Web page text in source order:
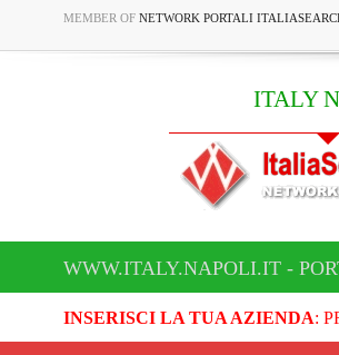
MEMBER OF NETWORK PORTALI
ITALY
WWW.ITALY.NAPOLI.IT -
INSERISCI LA TUA AZIENDA: